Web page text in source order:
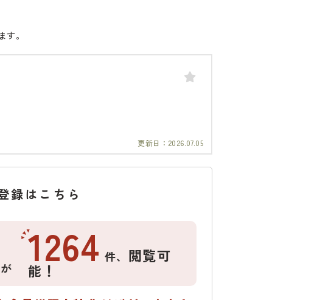
。
更新日： 2026.07.05
録はこちら
1264 件、 閲覧可
能！